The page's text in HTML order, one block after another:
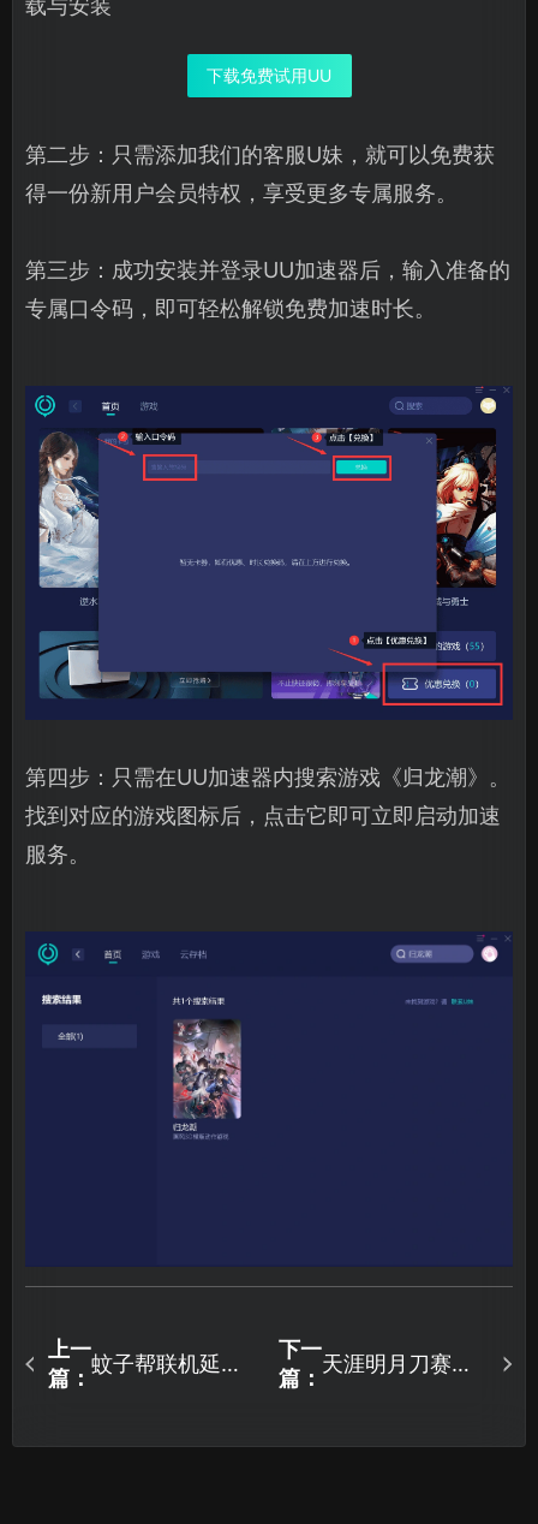
载与安装
下载免费试用UU
第二步：只需添加我们的客服U妹，就可以免费获
得一份新用户会员特权，享受更多专属服务。
第三步：成功安装并登录UU加速器后，输入准备的
专属口令码，即可轻松解锁免费加速时长。
第四步：只需在UU加速器内搜索游戏《归龙潮》。
找到对应的游戏图标后，点击它即可立即启动加速
服务。
上一
篇：
蚊子帮联机延迟
下一
篇：
天涯明月刀赛季
程一看就会！